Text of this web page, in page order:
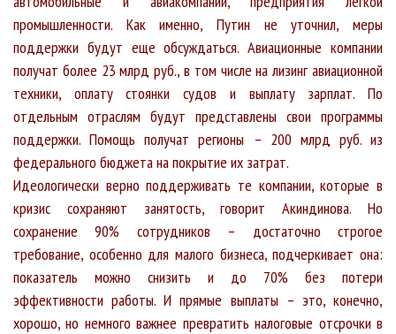
промышленности. Как именно, Путин не уточнил, меры
поддержки будут еще обсуждаться. Авиационные компании
получат более 23 млрд руб., в том числе на лизинг авиационной
техники, оплату стоянки судов и выплату зарплат. По
отдельным отраслям будут представлены свои программы
поддержки. Помощь получат регионы – 200 млрд руб. из
федерального бюджета на покрытие их затрат.
Идеологически верно поддерживать те компании, которые в
кризис сохраняют занятость, говорит Акиндинова. Но
сохранение 90% сотрудников – достаточно строгое
требование, особенно для малого бизнеса, подчеркивает она:
показатель можно снизить и до 70% без потери
эффективности работы. И прямые выплаты – это, конечно,
хорошо, но немного важнее превратить налоговые отсрочки в